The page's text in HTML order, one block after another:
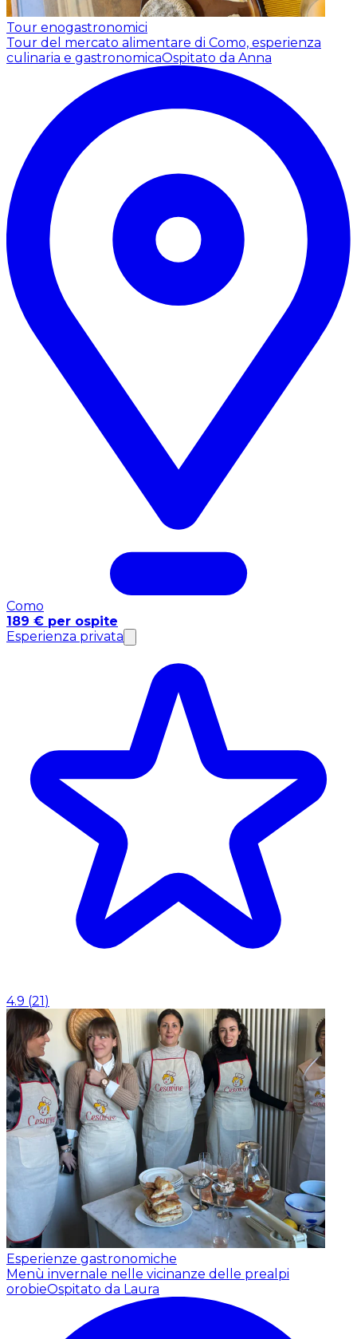
Tour enogastronomici
Tour del mercato alimentare di Como, esperienza
culinaria e gastronomicaOspitato da Anna
Como
189 € per ospite
Esperienza privata
4.9 (21 )
Esperienze gastronomiche
Menù invernale nelle vicinanze delle prealpi
orobieOspitato da Laura